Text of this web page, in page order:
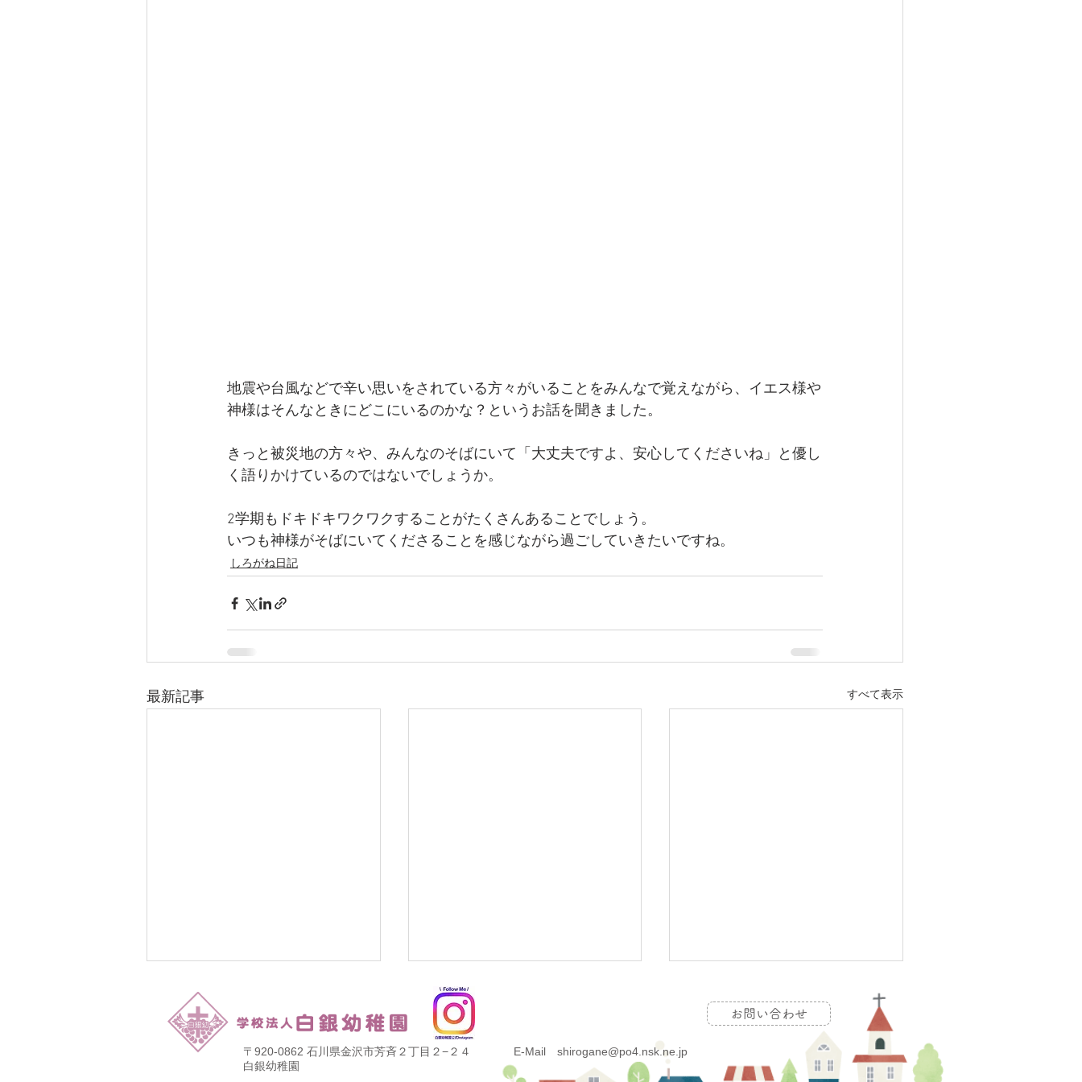
地震や台風などで辛い思いをされている方々がいることをみんなで覚えながら、イエス様や
神様はそんなときにどこにいるのかな？というお話を聞きました。
きっと被災地の方々や、みんなのそばにいて「大丈夫ですよ、安心してくださいね」と優し
く語りかけているのではないでしょうか。
2学期もドキドキワクワクすることがたくさんあることでしょう。
いつも神様がそばにいてくださることを感じながら過ごしていきたいですね。
しろがね日記
最新記事 すべて表示
〒920-0862 石川県金沢市芳斉２丁目２−２４
​白銀幼稚園
E-Mail shirogane@po4.nsk.ne.jp
お問い合わせ